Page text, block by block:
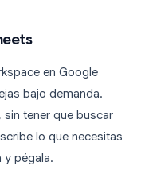
en Google
bajo demanda.
sin tener que buscar
lo que necesitas
y pégala.